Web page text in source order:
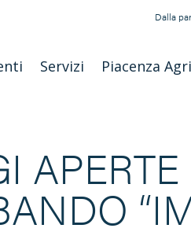
Dalla
Servizi Piacenza